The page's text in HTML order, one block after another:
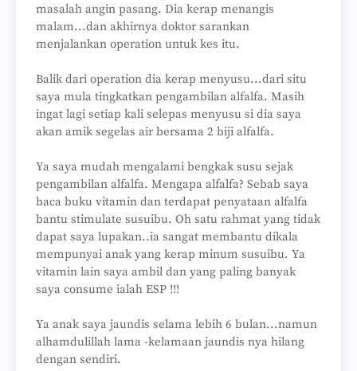
masalah angin pasang. Dia kerap menangis
malam...dan akhirnya doktor sarankan
menjalankan operation untuk kes itu.
Balik dari operation dia kerap menyusu...dari situ
saya mula tingkatkan pengambilan alfalfa. Masih
ingat lagi setiap kali selepas menyusu si dia saya
akan amik segelas air bersama 2 biji alfalfa.
Ya saya mudah mengalami bengkak susu sejak
pengambilan alfalfa. Mengapa alfalfa? Sebab saya
baca buku vitamin dan terdapat penyataan alfalfa
bantu stimulate susuibu. Oh satu rahmat yang tidak
dapat saya lupakan..ia sangat membantu dikala
mempunyai anak yang kerap minum susuibu. Ya
vitamin lain saya ambil dan yang paling banyak
saya consume ialah ESP !!!
Ya anak saya jaundis selama lebih 6 bulan...namun
alhamdulillah lama -kelamaan jaundis nya hilang
dengan sendiri.